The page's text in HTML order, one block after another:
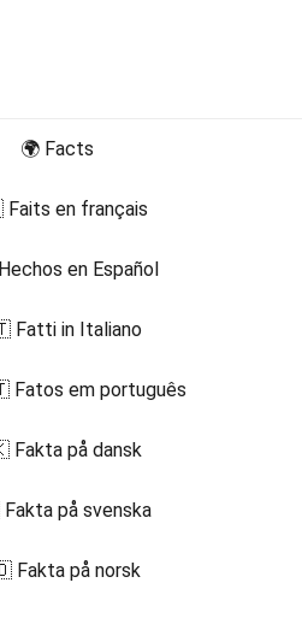
🌍 Facts
en français
en Español
in Italiano
em português
på dansk
på svenska
på norsk